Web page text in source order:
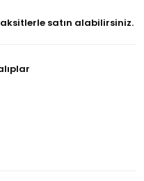
satın alabilirsiniz.